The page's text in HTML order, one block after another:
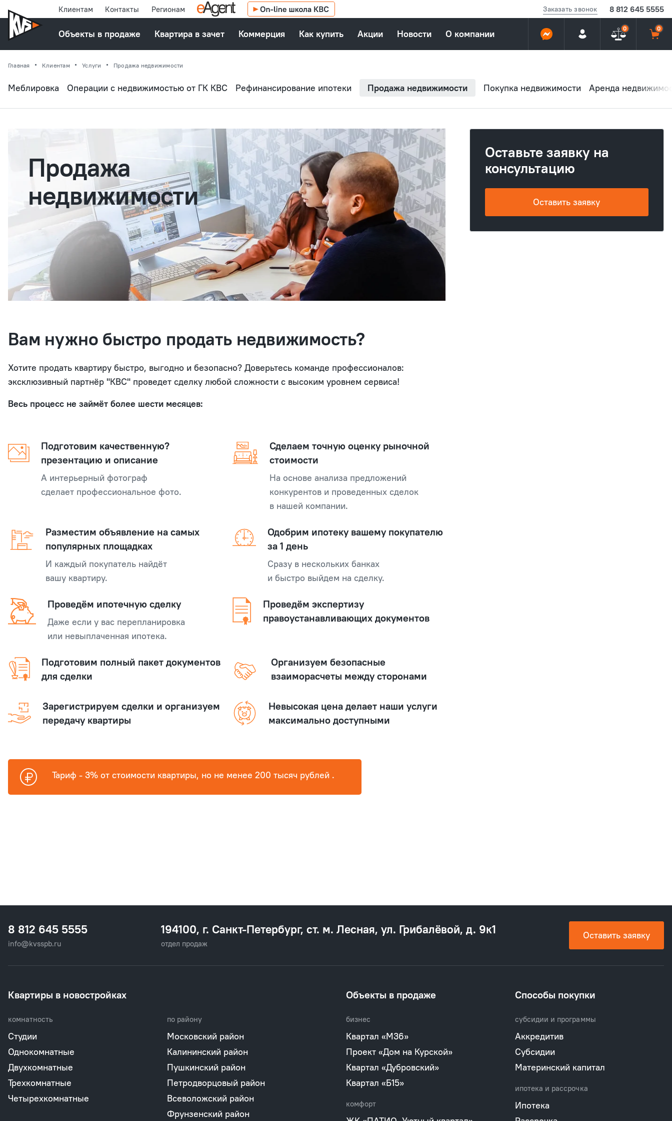
Клиентам Контакты Регионам Заказать звонок 8 812 645 5555
Объекты в продаже Квартира в зачет Коммерция Как купить Акции Новости О компании 0 0
Главная Клиентам Услуги Продажа недвижимости
Меблировка Операции с недвижимостью от ГК КВС Рефинансирование ипотеки Продажа недвижимости Покупка недвижимости Аренда
Продажа
недвижимости
Вам нужно быстро продать недвижимость?
Хотите продать квартиру быстро, выгодно и безопасно? Доверьтесь команде профессионалов:
эксклюзивный партнёр "КВС" проведет сделку любой сложности с высоким уровнем сервиса!
Весь процесс не займёт более шести месяцев:
Подготовим качественную?
презентацию и описание
А интерьерный фотограф
сделает профессиональное фото.
Сделаем точную оценку рыночной
стоимости
На основе анализа предложений
конкурентов и проведенных сделок
в нашей компании.
Разместим объявление на самых
популярных площадках
И каждый покупатель найдёт
вашу квартиру.
Одобрим ипотеку вашему покупателю
за 1 день
Сразу в нескольких банках
и быстро выйдем на сделку.
Проведём ипотечную сделку
Даже если у вас перепланировка
или невыплаченная ипотека.
Проведём экспертизу
правоустанавливающих документов
Подготовим полный пакет документов
для сделки
Организуем безопасные
взаиморасчеты между сторонами
Зарегистрируем сделки и организуем
передачу квартиры
Невысокая цена делает наши услуги
максимально доступными
Тариф - 3% от стоимости квартиры, но не менее 200 тысяч рублей .
Оставьте заявку на
консультацию
Оставить заявку
8 812 645 5555
info@kvsspb.ru
194100, г. Санкт‐Петербург, ст. м. Лесная, ул. Грибалёвой, д. 9к1
отдел продаж
Оставить заявку
Квартиры в новостройках
комнатность
Студии
Однокомнатные
Двухкомнатные
Трехкомнатные
Четырехкомнатные
по району
Московский район
Калининский район
Пушкинский район
Петродворцовый район
Всеволожский район
Фрунзенский район
Объекты в продаже
бизнес
Квартал «М36»
Проект «Дом на Курской»
Квартал «Дубровский»
Квартал «Б15»
комфорт
Способы покупки
субсидии и программы
Аккредитив
Субсидии
Материнский капитал
ипотека и рассрочка
Ипотека